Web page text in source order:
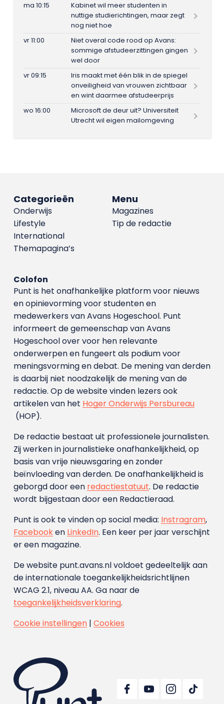
ma 10:15
Kabinet wil meer studenten in
nuttige studierichtingen, maar zegt
nog niet hoe
vr 11:00
Niet overal code rood op Avans:
sommige afstudeerzittingen gingen
wel door
vr 09:15
Iris maakt met één blik in de spiegel
onveiligheid van vrouwen zichtbaar
en wint daarmee afstudeerprijs
wo 16:00
Microsoft de deur uit? Universiteit
Utrecht wil eigen mailomgeving
Menu
Magazines
Tip de redactie
Categorieën
Onderwijs
Lifestyle
International
Themapagina’s
Colofon
Punt is het onafhankelijke platform voor nieuws
en opinievorming voor studenten en
medewerkers van Avans Hoge­school. Punt
informeert de gemeenschap van Avans
Hogeschool over voor hen relevante
onderwerpen en fungeert als podium voor
meningsvorming en debat. De mening van derden
is daarbij niet noodzakelijk de mening van de
redactie. Op de website vinden lezers ook
artikelen van het Hoger Onderwijs Persbureau
(HOP).
De redactie bestaat uit professionele journalisten.
Zij werken in journalistieke onafhankelijkheid, op
basis van vrije nieuwsgaring en zonder
beïnvloeding van derden. De onafhankelijkheid is
geborgd door een redactiestatuut. De redactie
wordt bijgestaan door een Redactieraad.
Punt is ook te vinden op social media: Instragram,
Facebooken LinkedIn. Een keer per jaar verschijnt
er een magazine.
De website punt.avans.nl voldoet gedeeltelijk aan
de internationale toegankelijkheidsrichtlijnen
WCAG 2.1, niveau AA. Ga naar de
toegankelijkheidsverklaring.
Cookie instellingen| Cookies